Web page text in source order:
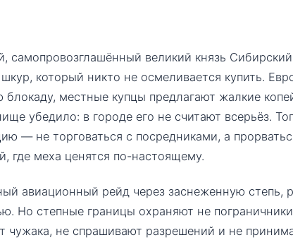
самопровозглашённый великий князь
который никто не осмеливается купить.
блокаду, местные купцы предлагают жалкие
убедило: в городе его не считают всерьёз.
— не торговаться с посредниками, а
где меха ценятся по-настоящему.
авиационный рейд через заснеженную степь,
Но степные границы охраняют не
чужака, не спрашивают разрешений и не